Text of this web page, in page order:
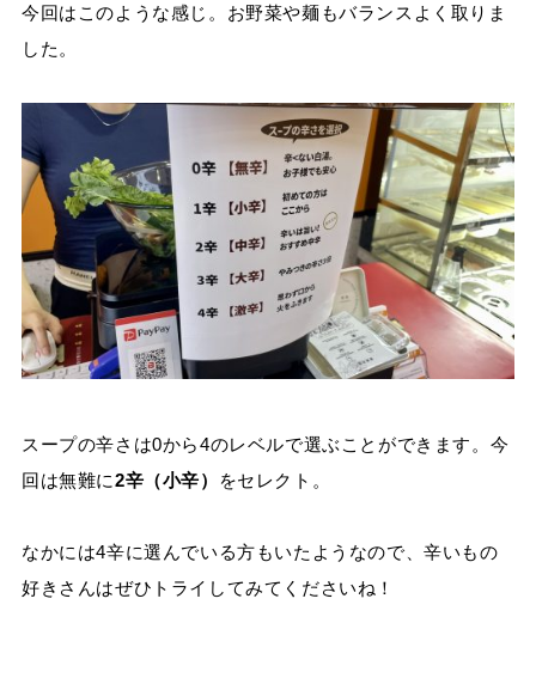
今回はこのような感じ。お野菜や麺もバランスよく取りま
した。
スープの辛さは0から4のレベルで選ぶことができます。今
回は無難に2辛（小辛） をセレクト。
なかには4辛に選んでいる方もいたようなので、辛いもの
好きさんはぜひトライしてみてくださいね！